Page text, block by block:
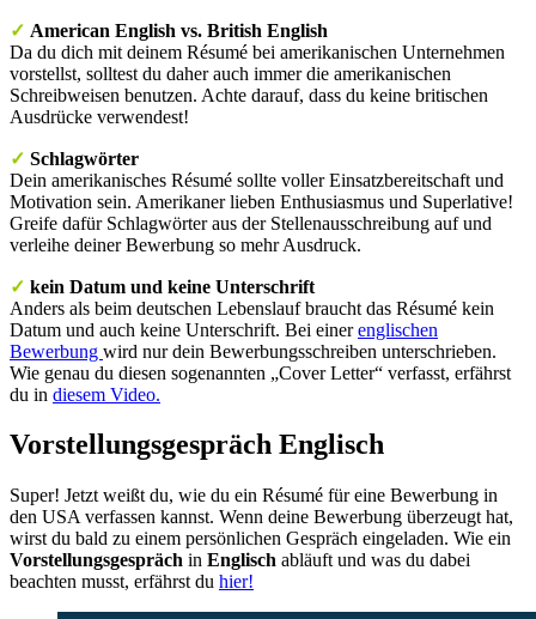
✓ American English vs. British English
Da du dich mit deinem Résumé bei amerikanischen Unternehmen
vorstellst, solltest du daher auch immer die amerikanischen
Schreibweisen benutzen. Achte darauf, dass du keine britischen
Ausdrücke verwendest!
✓ Schlagwörter
Dein amerikanisches Résumé sollte voller Einsatzbereitschaft und
Motivation sein. Amerikaner lieben Enthusiasmus und Superlative!
Greife dafür Schlagwörter aus der Stellenausschreibung auf und
verleihe deiner Bewerbung so mehr Ausdruck.
✓ kein Datum und keine Unterschrift
Anders als beim deutschen Lebenslauf braucht das Résumé kein
Datum und auch keine Unterschrift. Bei einerenglischen
Bewerbung wird nur dein Bewerbungsschreiben unterschrieben.
Wie genau du diesen sogenannten „Cover Letter“ verfasst, erfährst
du in diesem Video.
Vorstellungsgespräch Englisch
Super! Jetzt weißt du, wie du ein Résumé für eine Bewerbung in
den USA verfassen kannst. Wenn deine Bewerbung überzeugt hat,
wirst du bald zu einem persönlichen Gespräch eingeladen. Wie ein
Vorstellungsgespräch in Englisch abläuft und was du dabei
beachten musst, erfährst du hier!